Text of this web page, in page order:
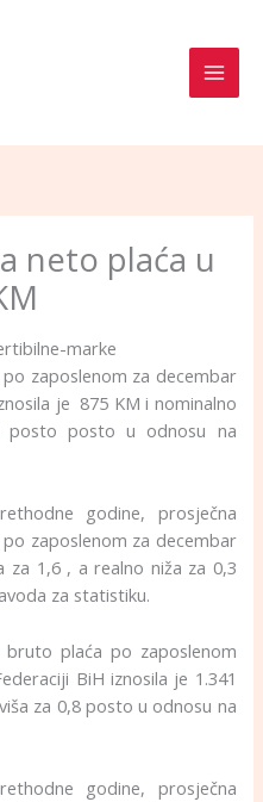
neto plaća u
zaposlenom za decembar
je 875 KM i nominalno
posto u odnosu na
godine, prosječna
zaposlenom za decembar
za 1,6 , a realno niža za 0,3
za statistiku.
bruto plaća po zaposlenom
BiH iznosila je 1.341
za 0,8 posto u odnosu na
godine, prosječna